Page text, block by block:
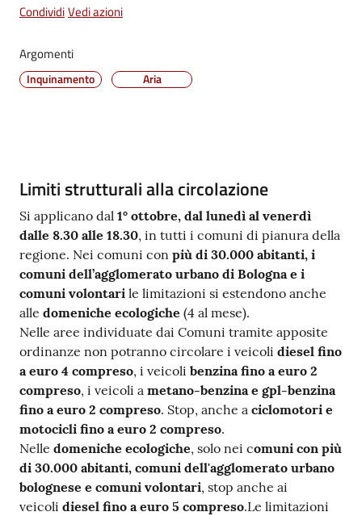
Amministrazione
Tutti
gli
argomenti...
Seguici
su
CondividiVedi azioni
Argomenti
Inquinamento Aria
Contenuto
Limiti strutturali alla circolazione
Si applicano dal 1° ottobre, dal lunedì al venerdì
dalle 8.30 alle 18.30, in tutti i comuni di pianura della
regione. Nei comuni con più di 30.000 abitanti, i
comuni dell’agglomerato urbano di Bologna e i
comuni volontari le limitazioni si estendono anche
alle domeniche ecologiche (4 al mese).
Nelle aree individuate dai Comuni tramite apposite
ordinanze non potranno circolare i veicoli diesel fino
a euro 4 compreso, i veicoli benzina fino a euro 2
compreso, i veicoli a metano-benzina e gpl-benzina
fino a euro 2 compreso. Stop, anche a ciclomotori e
motocicli fino a euro 2 compreso.
Nelle domeniche ecologiche, solo nei comuni con più
di 30.000 abitanti, comuni dell'agglomerato urbano
bolognese e comuni volontari, stop anche ai
veicoli diesel fino a euro 5 compreso.Le limitazioni